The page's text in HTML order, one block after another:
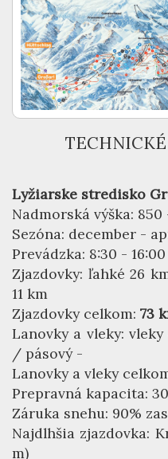
Lyžiarske stredisko
Nadmorská výška: 850
Sezóna: december -
Prevádzka: 8:30 -
Zjazdovky: ľahké 26
11 km
Zjazdovky celkom: 73
Lanovky a vleky:
/ pásový -
Lanovky a vleky
Prepravná kapacita:
Záruka snehu: 90%
Najdlhšia zjazdovka:
m)